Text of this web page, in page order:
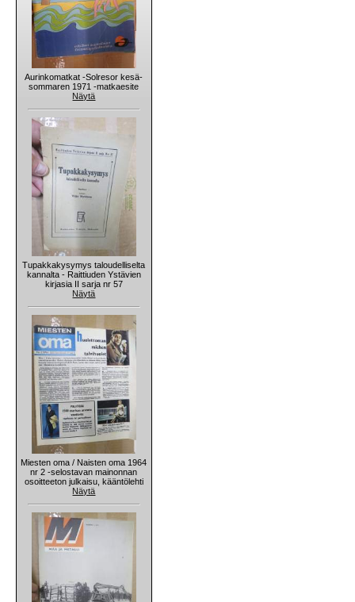
Aurinkomatkat -Solresor kesä-
sommaren 1971 -matkaesite
Näytä
Tupakkakysymys taloudelliselta
kannalta - Raittiuden Ystävien
kirjasia II sarja nr 57
Näytä
Miesten oma / Naisten oma 1964
nr 2 -selostavan mainonnan
osoitteeton julkaisu, kääntölehti
Näytä